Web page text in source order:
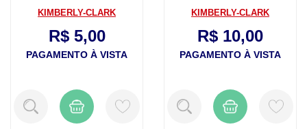
KIMBERLY-CLARK
R$ 5,00
PAGAMENTO À VISTA
KIMBERLY-CLARK
R$ 10,00
PAGAMENTO À VISTA